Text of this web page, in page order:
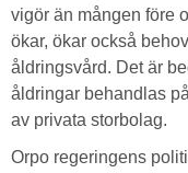
vigör än mången före
ökar, ökar också
åldringsvård. Det är
åldringar behandlas
av privata storbolag.
Orpo regeringens